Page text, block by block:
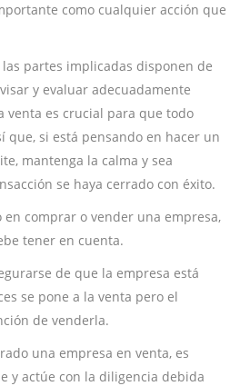
como cualquier acción que
partes implicadas disponen de
y evaluar adecuadamente
venta es crucial para que todo
que, si está pensando en hacer un
mantenga la calma y sea
se haya cerrado con éxito.
en comprar o vender una empresa,
tener en cuenta.
de que la empresa está
se pone a la venta pero el
de venderla.
una empresa en venta, es
y actúe con la diligencia debida